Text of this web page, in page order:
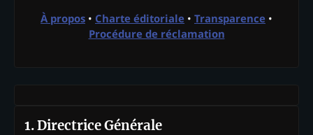
À propos • Charte éditoriale • Transparence •
Procédure de réclamation
1. Directrice Générale